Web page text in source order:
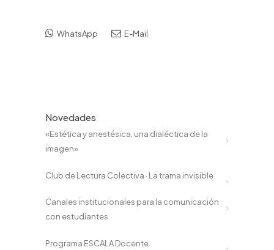
WhatsApp E-Mail
Novedades
«Estética y anestésica, una dialéctica de la
imagen»
Club de Lectura Colectiva · La trama invisible
Canales institucionales para la comunicación
con estudiantes
Programa ESCALA Docente